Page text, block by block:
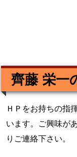
齊藤 栄一
ＨＰをお持ちの指
います。ご興味が
りご連絡下さい。